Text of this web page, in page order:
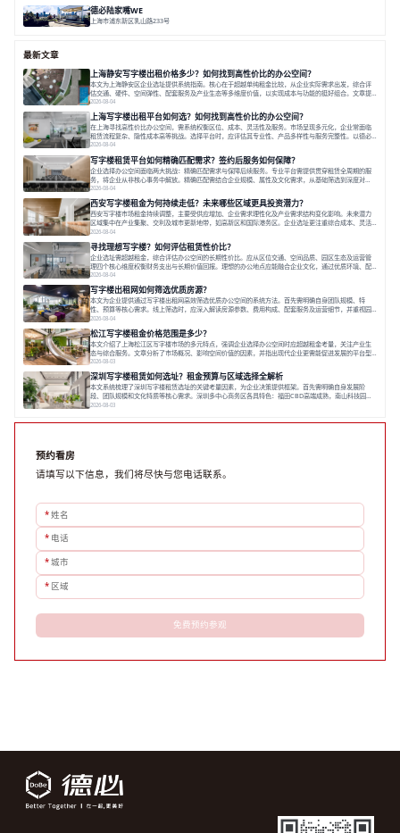
德必陆家嘴WE
上海市浦东新区乳山路233号
最新文章
上海静安写字楼出租价格多少？如何找到高性价比的办公空间？
本文为上海静安区企业选址提供系统指南。核心在于超越单纯租金比较，从企业实际需求出发，综合评
估交通、硬件、空间弹性、配套服务及产业生态等多维度价值，以实现成本与功能的挺好组合。文章提
出打破固定工位思维，采用精装灵活空间与共享配套以提升性价比，并通过不同规模企业的实际案例加
以说明。之后指出，专业运营服务商提供的稳定环境、社群活动与产业集聚等增值服务，是很大化空间
价值、助力企业成长的关键。对于许多在
2026-08-04
上海写字楼出租平台如何选？如何找到高性价比的办公空间？
在上海寻找高性价比办公空间，需系统权衡区位、成本、灵活性及服务。市场呈现多元化，企业常面临
租赁流程复杂、隐性成本高等挑战。选择平台时，应评估其专业性、产品多样性与服务完整性。以德必
为例，其提供从空间到生态的解决方案，通过特色园区、灵活产品和丰富配套，满足不同企业需求。企
业应明确自身需求，实地考察，选择能支持长期发展、提升竞争力的办公空间。在上海寻找合适的办公
空间，对于企业行政负责人、中小企业主
2026-08-04
写字楼租赁平台如何精确匹配需求？签约后服务如何保障？
企业选择办公空间面临两大挑战：精确匹配需求与保障后续服务。专业平台需提供贯穿租赁全周期的服
务，将企业从非核心事务中解放。精确匹配需结合企业规模、属性及文化需求，从基础筛选到深度对
接；签约后则需构建覆盖硬件运维、共享配套及专业物业的全周期保障体系。德必集团通过标准化服务
与个性化运营结合，以全国布局和产业生态圈为企业提供稳定支持，体现了从信息撮合到深度服务的能
力转变。在为企业寻找办公空间的过程中，
2026-08-04
西安写字楼租金为何持续走低？未来哪些区域更具投资潜力？
西安写字楼市场租金持续调整，主要受供应增加、企业需求理性化及产业需求结构变化影响。未来潜力
区域集中在产业集聚、交利及城市更新地带，如高新区和国际港务区。企业选址更注重综合成本、灵活
性与员工体验，倾向于提供全包式服务的办公空间。专业运营方通过空间优化与社群服务，助力企业成
长，推动市场向多元化、高性价比方向发展。近年来，西安写字楼市场呈现出租金持续调整的态势，这
一现象引发了的广泛关注。作为西部重要
2026-08-04
寻找理想写字楼？如何评估租赁性价比？
企业选址需超越租金，综合评估办公空间的长期性价比。应从区位交通、空间品质、园区生态及运营管
理四个核心维度权衡财务支出与长期价值回报。理想的办公地点应能融合企业文化，通过优质环境、配
套服务及社群资源赋能业务增长，实现成本与价值的平衡。对于许多正在成长或寻求稳定发展的企业而
言，寻找一处合适的办公空间是一项至关重要的决策。这不仅关系到团队的日常工作效率与协作氛围，
更直接影响着企业的品牌形象、运营成本
2026-08-04
写字楼出租网如何筛选优质房源？
本文为企业提供通过写字楼出租网高效筛选优质办公空间的系统方法。首先需明确自身团队规模、特
性、预算等核心需求。线上筛选时，应深入解读房源参数、费用构成、配套服务及运营细节，并重视园
区产业生态与交通区位价值。同时，需考察运营方的品牌背景与持续服务能力。完成线上初选后，必须
进行线下实地验证，核对空间实景、测试设施、感受园区氛围并确认合同条款，从而做出精确决策。在
数字化时代，写字楼出租网已成为企业寻找
2026-08-04
松江写字楼租金价格范围是多少？
本文介绍了上海松江区写字楼市场的多元特点，强调企业选择办公空间时应超越租金考量，关注产业生
态与综合服务。文章分析了市场概况、影响空间价值的因素，并指出现代企业更需能促进发展的平台型
空间。之后，以德必集团为例，说明运营方如何通过构建服务生态助力企业成长，建议企业系统评估需
求与长期价值，选择匹配的发展载体。对于许多寻求在上海松江区设立或扩展办公空间的企业而言，了
解该区域的写字楼市场概况是决策的首先
2026-08-03
深圳写字楼租赁如何选址？租金预算与区域选择全解析
本文系统梳理了深圳写字楼租赁选址的关键考量因素，为企业决策提供框架。首先需明确自身发展阶
段、团队规模和文化特质等核心需求。深圳多中心商务区各具特色：福田CBD高端成熟，南山科技园创
新活力强，前海具政策优势。除传统写字楼外，创意产业园注重生态与社群，适合文创、科技类企业。
款。选址是综合性战略决策，旨在让办公
2026-08-03
预约看房
请填写以下信息，我们将尽快与您电话联系。
*姓名
* 电话
*城市
* 区域
免费预约参观